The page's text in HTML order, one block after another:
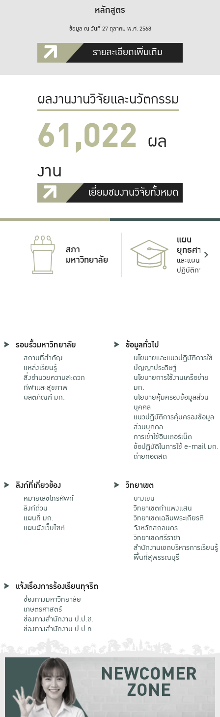
หลักสูตร
ข้อมูล ณ วันที่ 27 ตุลาคม พ.ศ. 2568
รายละเอียดเพิ่มเติม
ผลงานงานวิจัยและนวัตกรรม
61,022 ผล
งาน
เยี่ยมชมงานวิจัยทั้งหมด
สภา
มหาวิทยาลัย
แผน
ยุทธศาสตร์
และแผน
ปฏิบัติการ
รอบรั้วมหาวิทยาลัย
สถานที่สำคัญ
แหล่งเรียนรู้
สิ่งอำนวยความสะดวก
กีฬาและสุขภาพ
ผลิตภัณฑ์ มก.
ข้อมูลทั่วไป
นโยบายและแนวปฏิบัติการใช้
ปัญญาประดิษฐ์
นโยบายการใช้งานเครือข่าย
มก.
นโยบายคุ้มครองข้อมูลส่วน
บุคคล
แนวปฏิบัติการคุ้มครองข้อมูล
ส่วนบุคคล
การเข้าใช้อินเตอร์เน็ต
ข้อปฏิบัติในการใช้ e-mail มก.
ถ่ายทอดสด
ลิงก์ที่เกี่ยวข้อง
หมายเลขโทรศัพท์
ลิงก์ด่วน
แผนที่ มก.
แผนผังเว็บไซต์
วิทยาเขต
บางเขน
วิทยาเขตกําแพงแสน
วิทยาเขตเฉลิมพระเกียรติ
จังหวัดสกลนคร
วิทยาเขตศรีราชา
สำนักงานเขตบริหารการเรียนรู้
พื้นที่สุพรรณบุรี
แจ้งเรื่องการร้องเรียนทุจริต
ช่องทางมหาวิทยาลัย
เกษตรศาสตร์
ช่องทางสำนักงาน ป.ป.ช.
ช่องทางสำนักงาน ป.ป.ท.
NEWCOMER
ZONE